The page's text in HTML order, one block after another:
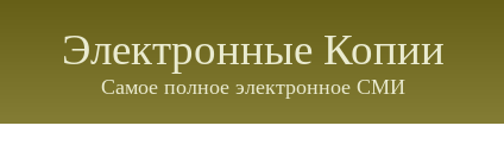
Электронные Копии
Самое полное электронное СМИ